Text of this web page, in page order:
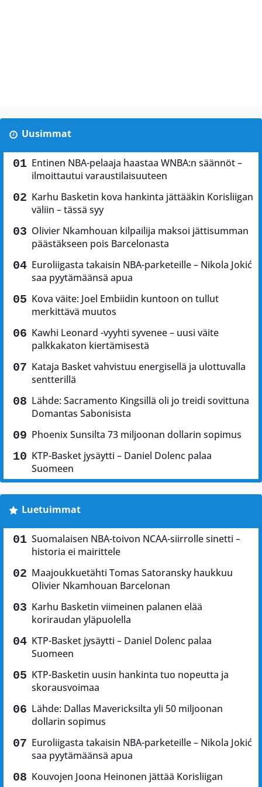
Uusimmat
Entinen NBA-pelaaja haastaa WNBA:n säännöt –
ilmoittautui varaustilaisuuteen
Karhu Basketin kova hankinta jättääkin Korisliigan
väliin – tässä syy
Olivier Nkamhouan kilpailija maksoi jättisumman
päästäkseen pois Barcelonasta
Euroliigasta takaisin NBA-parketeille – Nikola Jokić
saa pyytämäänsä apua
Kova väite: Joel Embiidin kuntoon on tullut
merkittävä muutos
Kawhi Leonard -vyyhti syvenee – uusi väite
palkkakaton kiertämisestä
Kataja Basket vahvistuu energisellä ja ulottuvalla
sentterillä
Lähde: Sacramento Kingsillä oli jo treidi sovittuna
Domantas Sabonisista
Phoenix Sunsilta 73 miljoonan dollarin sopimus
KTP-Basket jysäytti – Daniel Dolenc palaa
Suomeen
Luetuimmat
Suomalaisen NBA-toivon NCAA-siirrolle sinetti –
historia ei mairittele
Maajoukkuetähti Tomas Satoransky haukkuu
Olivier Nkamhouan Barcelonan
Karhu Basketin viimeinen palanen elää
koriraudan yläpuolella
KTP-Basket jysäytti – Daniel Dolenc palaa
Suomeen
KTP-Basketin uusin hankinta tuo nopeutta ja
skorausvoimaa
Lähde: Dallas Mavericksilta yli 50 miljoonan
dollarin sopimus
Euroliigasta takaisin NBA-parketeille – Nikola Jokić
saa pyytämäänsä apua
Kouvojen Joona Heinonen jättää Korisliigan